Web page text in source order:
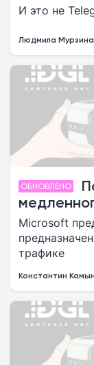
И это не
Людмила Мурзина
ОБНОВЛЕНО
Microsoft
трафике
Константин